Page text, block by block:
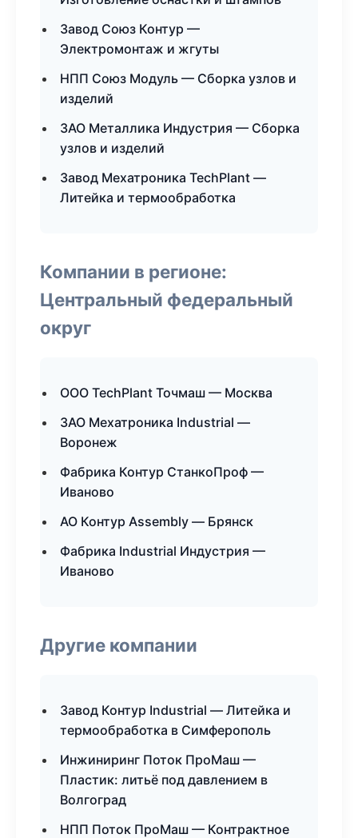
Завод Союз Контур —
Электромонтаж и жгуты
НПП Союз Модуль — Сборка узлов и
изделий
ЗАО Металлика Индустрия — Сборка
узлов и изделий
Завод Мехатроника TechPlant —
Литейка и термообработка
Компании в регионе:
Центральный федеральный
округ
ООО TechPlant Точмаш — Москва
ЗАО Мехатроника Industrial —
Воронеж
Фабрика Контур СтанкоПроф —
Иваново
АО Контур Assembly — Брянск
Фабрика Industrial Индустрия —
Иваново
Другие компании
Завод Контур Industrial — Литейка и
термообработка в Симферополь
Инжиниринг Поток ПроМаш —
Пластик: литьё под давлением в
Волгоград
НПП Поток ПроМаш — Контрактное